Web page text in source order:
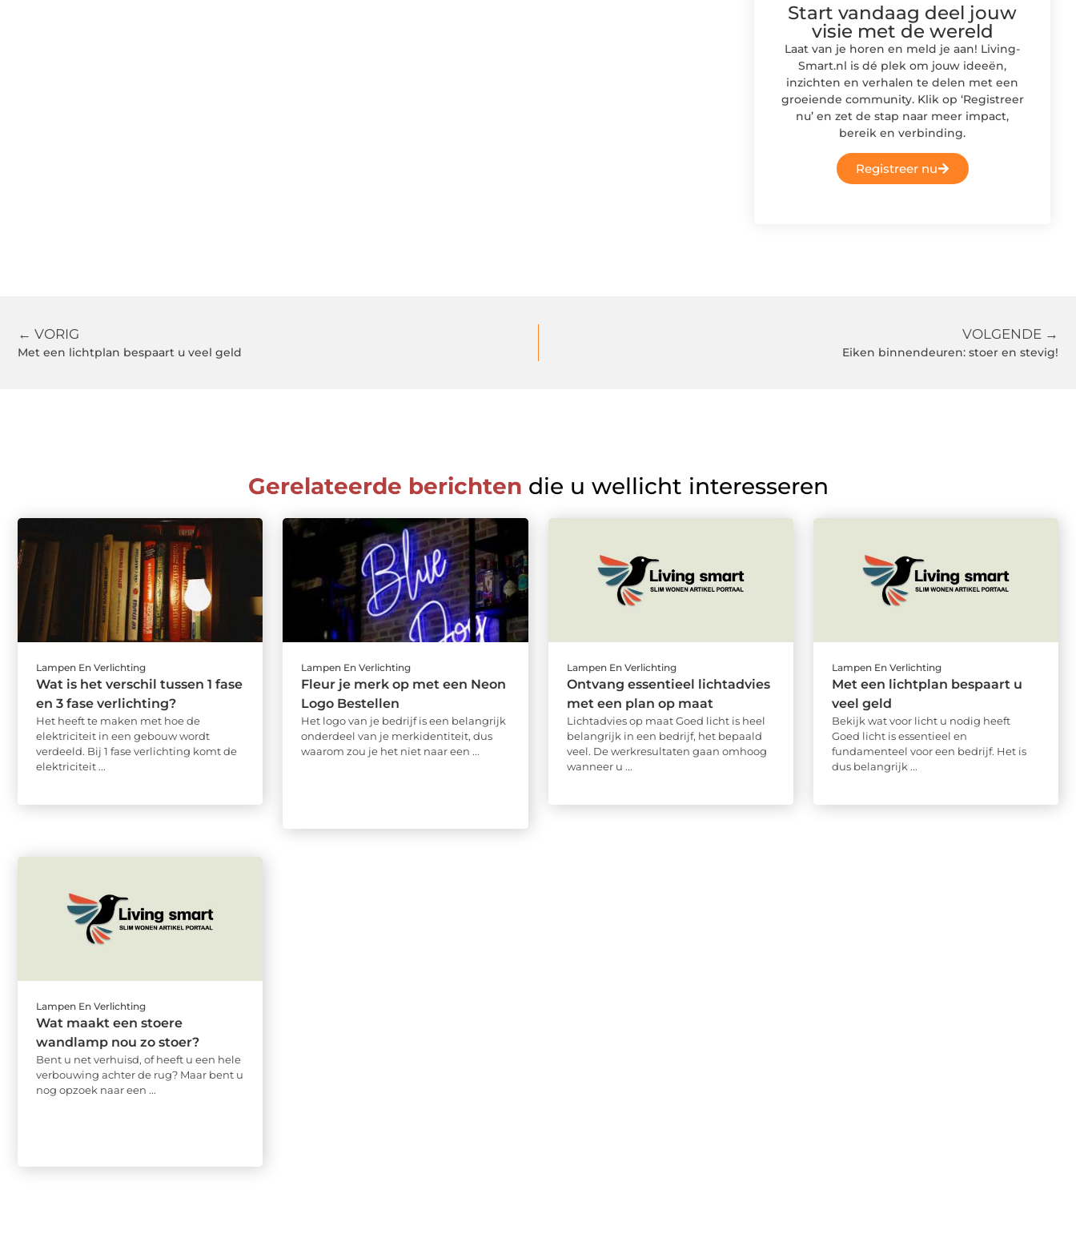
Start vandaag deel jouw
visie met de wereld
Laat van je horen en meld je aan! Living-
Smart.nl is dé plek om jouw ideeën,
inzichten en verhalen te delen met een
groeiende community. Klik op ‘Registreer
nu’ en zet de stap naar meer impact,
bereik en verbinding.
Registreer nu
← VORIG
Met een lichtplan bespaart u veel geld
VOLGENDE →
Eiken binnendeuren: stoer en stevig!
Gerelateerde berichten die u wellicht interesseren
Lampen En Verlichting
Wat is het verschil tussen 1 fase
en 3 fase verlichting?
Het heeft te maken met hoe de
elektriciteit in een gebouw wordt
verdeeld. Bij 1 fase verlichting komt de
elektriciteit ...
Lampen En Verlichting
Fleur je merk op met een Neon
Logo Bestellen
Het logo van je bedrijf is een belangrijk
onderdeel van je merkidentiteit, dus
waarom zou je het niet naar een ...
Lampen En Verlichting
Ontvang essentieel lichtadvies
met een plan op maat
Lichtadvies op maat Goed licht is heel
belangrijk in een bedrijf, het bepaald
veel. De werkresultaten gaan omhoog
wanneer u ...
Lampen En Verlichting
Met een lichtplan bespaart u
veel geld
Bekijk wat voor licht u nodig heeft
Goed licht is essentieel en
fundamenteel voor een bedrijf. Het is
dus belangrijk ...
Lampen En Verlichting
Wat maakt een stoere
wandlamp nou zo stoer?
Bent u net verhuisd, of heeft u een hele
verbouwing achter de rug? Maar bent u
nog opzoek naar een ...